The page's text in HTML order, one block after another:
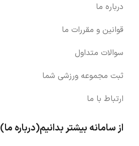
درباره ما
قوانین و مقررات ما
سوالات متداول
ثبت مجموعه ورزشی شما
ارتباط با ما
از سامانه بیشتر بدانیم(درباره ما)